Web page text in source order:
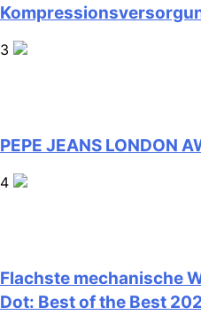
3
PEPE JEANS LONDON
4
Flachste mechanische
Dot: Best of the Best